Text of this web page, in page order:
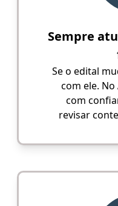
Sempre
Se o edital
com ele.
com
revisar